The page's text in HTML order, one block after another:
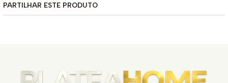
PARTILHAR ESTE PRODUTO